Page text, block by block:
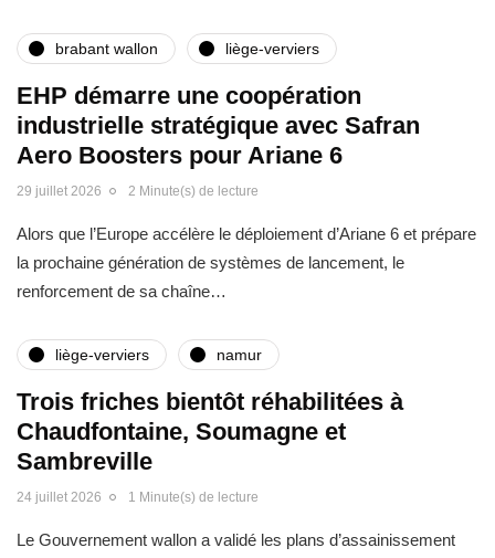
brabant wallon liège-verviers
EHP démarre une coopération
industrielle stratégique avec Safran
Aero Boosters pour Ariane 6
29 juillet 2026 2 Minute(s) de lecture
Alors que l’Europe accélère le déploiement d’Ariane 6 et prépare
la prochaine génération de systèmes de lancement, le
renforcement de sa chaîne…
liège-verviers namur
Trois friches bientôt réhabilitées à
Chaudfontaine, Soumagne et
Sambreville
24 juillet 2026 1 Minute(s) de lecture
Le Gouvernement wallon a validé les plans d’assainissement